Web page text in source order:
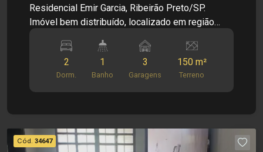
Residencial Emir Garcia, Ribeirão Preto/SP.
Imóvel bem distribuído, localizado em região
buscam conforto, segurança e praticidade, com
fácil acesso a comércios e serviços da região.
Principais informações do imóvel: - Casa
residencial - Bairro Parque Residencial Emir
Dimensões: - 150,00 m² de área de terreno -
94,31 m² de área construída Localização
2
Dorm.
1
Banho
3
Garagens
150 m²
Terreno
Cód. 34647